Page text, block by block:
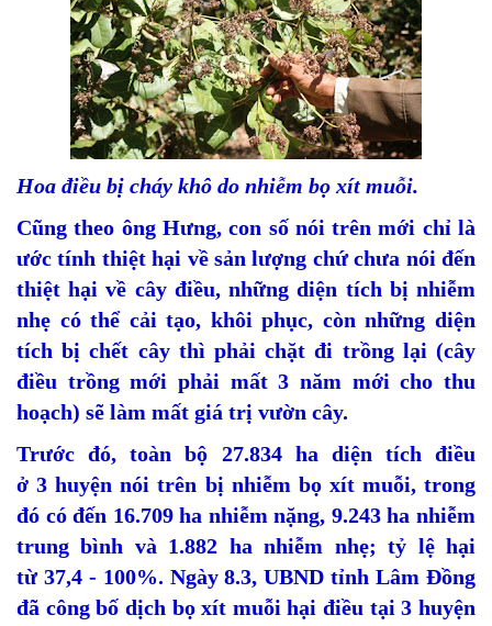
Hoa điều bị cháy khô do nhiễm bọ xít muỗi.
Cũng theo ông Hưng, con số nói trên mới chỉ là
ước tính thiệt hại về sản lượng chứ chưa nói đến
thiệt hại về cây điều, những diện tích bị nhiễm
nhẹ có thể cải tạo, khôi phục, còn những diện
tích bị chết cây thì phải chặt đi trồng lại (cây
điều trồng mới phải mất 3 năm mới cho thu
hoạch) sẽ làm mất giá trị vườn cây.
Trước đó, toàn bộ 27.834 ha diện tích điều
ở 3 huyện nói trên bị nhiễm bọ xít muỗi, trong
đó có đến 16.709 ha nhiễm nặng, 9.243 ha nhiễm
trung bình và 1.882 ha nhiễm nhẹ; tỷ lệ hại
từ 37,4 - 100%. Ngày 8.3, UBND tỉnh Lâm Đồng
đã công bố dịch bọ xít muỗi hại điều tại 3 huyện